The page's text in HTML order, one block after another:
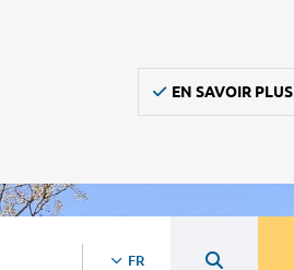
EN SAVOIR PLUS
FR